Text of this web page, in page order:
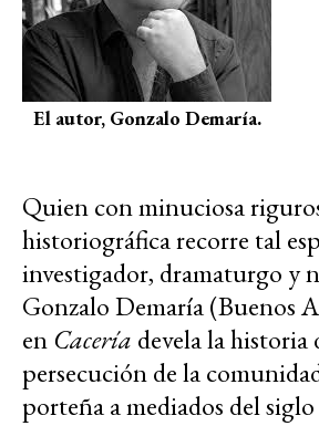
El autor, Gonzalo Demaría.
Quien con minuciosa
historiográfica recorre tal
investigador, dramaturgo y
Gonzalo Demaría (Buenos
en Cacería devela la historia
persecución de la
porteña a mediados del